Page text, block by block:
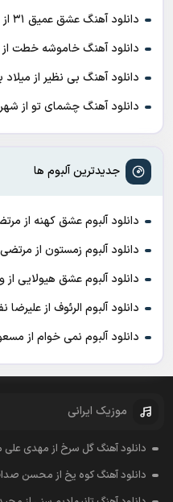
دانلود آهنگ عشق عمیق ۳۱ از دی جی شاهین
دانلود آهنگ خاموشه خطت از
دانلود آهنگ بی نظیر از میلاد
دانلود آهنگ چشمای تو از
جدیدترین آلبوم ها
دانلود آلبوم عشق کهنه از
دانلود آلبوم زمستون از
دانلود آلبوم عشق هیولایی از
دانلود آلبوم الرئوف از علیرضا
دانلود آلبوم نمی خوام از
موزیک ایرانی
دانلود آهنگ گل سرخ از مهدی علی
دانلود آهنگ کوه یخ از محسن